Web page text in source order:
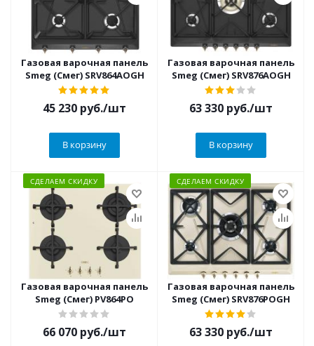
Газовая варочная панель
Smeg (Смег) SRV864AOGH
45 230 руб./шт
В корзину
Газовая варочная панель
Smeg (Смег) SRV876AOGH
63 330 руб./шт
В корзину
СДЕЛАЕМ СКИДКУ
Газовая варочная панель
Smeg (Смег) PV864PO
66 070 руб./шт
СДЕЛАЕМ СКИДКУ
Газовая варочная панель
Smeg (Смег) SRV876POGH
63 330 руб./шт